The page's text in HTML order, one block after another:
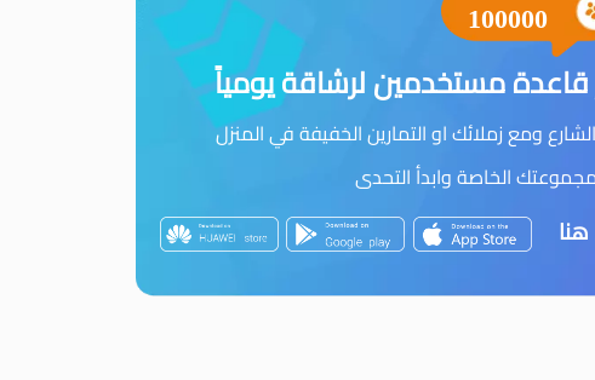
100000
قاعدة مستخدمين لرشاقة يومياً
ومع زملائك او التمارين الخفيفة في المنزل
الخاصة وابدأ التحدى